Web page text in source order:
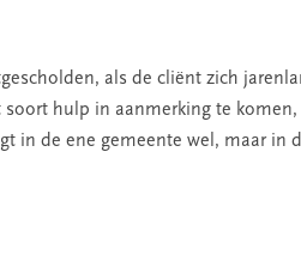
als de cliënt zich
hulp in aanmerking te komen,
in de ene gemeente wel, maar in